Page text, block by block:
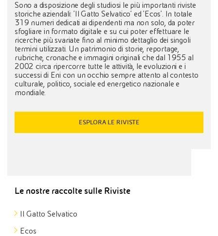
Sono a disposizione degli studiosi le più importanti riviste
storiche aziendali: 'Il Gatto Selvatico' ed 'Ecos'. In totale
319 numeri dedicati ai dipendenti ma non solo, da poter
sfogliare in formato digitale e su cui poter effettuare le
ricerche più svariate fino al minimo dettaglio dei singoli
termini utilizzati. Un patrimonio di storie, reportage,
rubriche, cronache e immagini originali che dal 1955 al
2002 circa ripercorre tutte le attività, le evoluzioni e i
successi di Eni con un occhio sempre attento al contesto
culturale, politico, sociale ed energetico nazionale e
mondiale.
ESPLORA LE RIVISTE
Le nostre raccolte sulle Riviste
Il Gatto Selvatico
Ecos